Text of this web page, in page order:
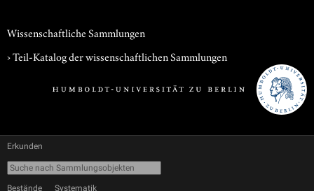
Wissenschaftliche Sammlungen
› Teil-Katalog der wissenschaftlichen Sammlungen
Erkunden
Bestände Systematik